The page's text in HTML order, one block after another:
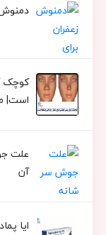
دمنوش
کوچک
است|
علت
آن
ایا